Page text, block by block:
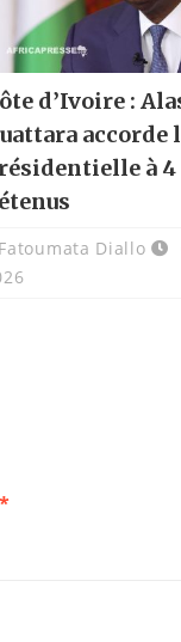
d’Ivoire :
accorde
à 4
Fatoumata Diallo
*